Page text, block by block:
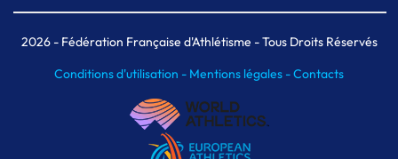
Meeting de Paris indoor
MAIF Ekiden de Paris
2026- Fédération Française d'Athlétisme - Tous Droits Réservés
Conditions d'utilisation - Mentions légales -Contacts